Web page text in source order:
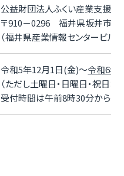
公益財団法人ふくい産業支援
〒910－0296 福井県坂井市丸
（福井県産業情報センタービル4
令和5年12月1日(金)～令和6年1
（ただし土曜日・日曜日・祝日お
受付時間は午前8時30分から午